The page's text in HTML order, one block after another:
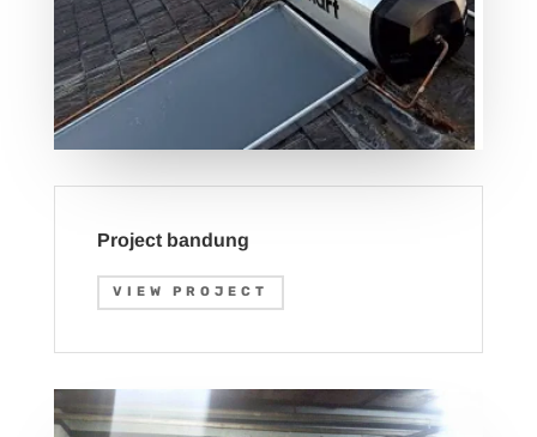
Project bandung
VIEW PROJECT